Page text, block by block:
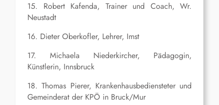
15. Robert Kafenda, Trainer und Coach, Wr.
Neustadt
16. Dieter Oberkofler, Lehrer, Imst
17. Michaela Niederkircher, Pädagogin,
Künstlerin, Innsbruck
18. Thomas Pierer, Krankenhausbediensteter und
Gemeinderat der KPÖ in Bruck/Mur